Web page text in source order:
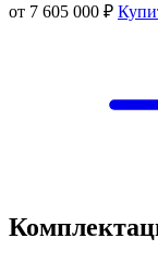
от 7 605 000 ₽